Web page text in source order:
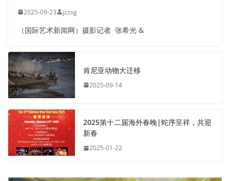
2025-09-23 jzzxg
（国际艺术新闻网）摄影记者 张希光 &
肯尼亚动物大迁移
2025-09-14
2025第十二届海外春晚|蛇序呈祥，共迎
新春
2025-01-22